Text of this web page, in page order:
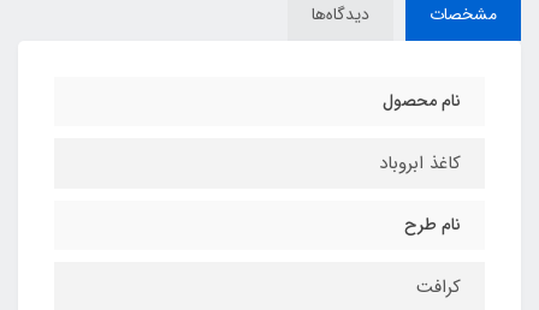
مشخصات دیدگاه‌ها
نام محصول
کاغذ ابروباد
نام طرح
کرافت